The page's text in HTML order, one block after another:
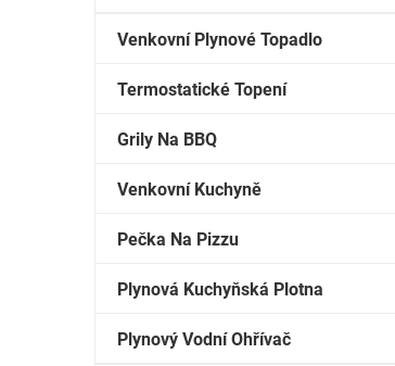
Venkovní Plynové Topadlo
Termostatické Topení
Grily Na BBQ
Venkovní Kuchyně
Pečka Na Pizzu
Plynová Kuchyňská Plotna
Plynový Vodní Ohřívač